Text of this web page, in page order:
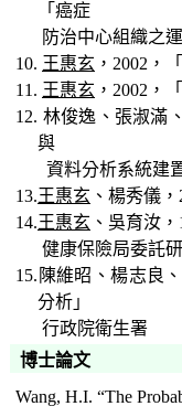
「癌症
防治中心組織之
10. 王惠玄 ， 2002 ，
11. 王惠玄 ， 2002 ，
12. 林俊逸、張淑滿、
與
資料分析系統建
13.王惠玄 、楊秀儀，
14.王惠玄 、吳育汝，
健康保險局委託研
15.陳維昭、楊志良
分析」
行政院衛生署
博士論文
Wang, H.I. “The